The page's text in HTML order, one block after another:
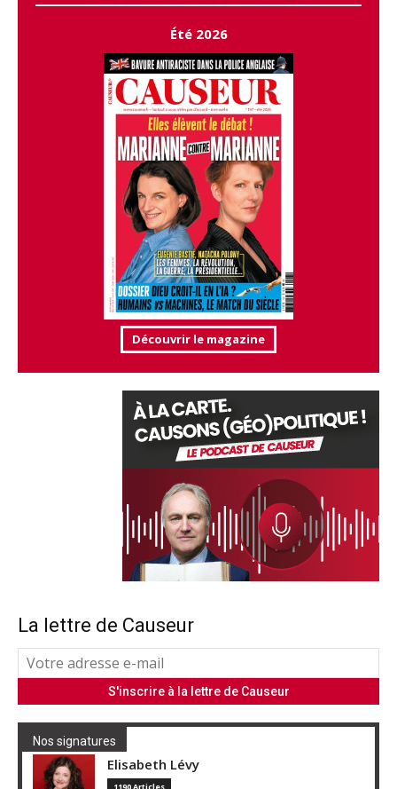
Été 2026
Découvrir le magazine
La lettre de Causeur
Nos signatures
Elisabeth Lévy